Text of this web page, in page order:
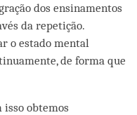
dos ensinamentos
da repetição.
o estado mental
de forma que
isso obtemos